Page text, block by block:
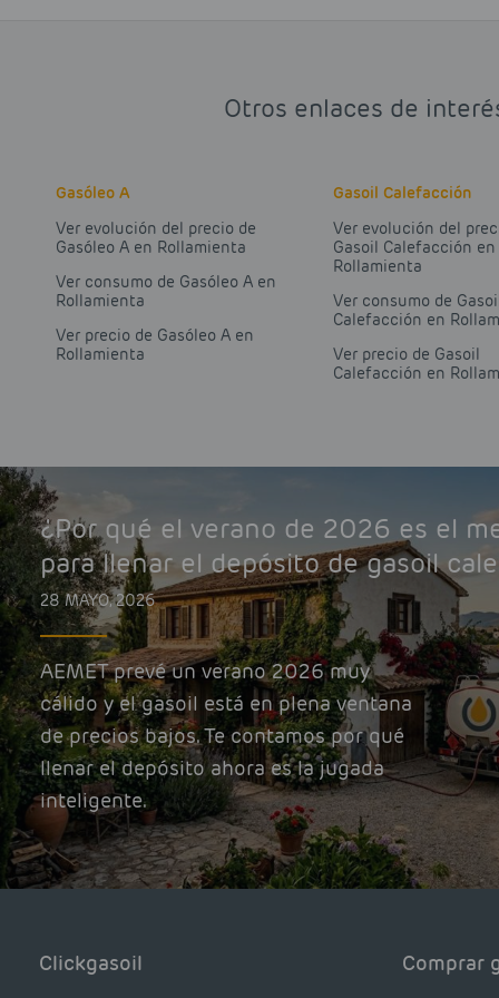
Otros enlaces de
Gasóleo A
Ver evolución del precio de
Gasóleo A en Rollamienta
Ver consumo de Gasóleo A en
Rollamienta
Ver precio de Gasóleo A en
Rollamienta
Gasoil Calefacción
Ver evolución del
Gasoil Calefacción en
Rollamienta
Ver consumo de
Calefacción en
Ver precio de Gasoil
Calefacción en
¿Por qué el verano de 2026 es el
para llenar el depósito de gasoil
28 MAYO, 2026
AEMET prevé un verano 2026 muy
cálido y el gasoil está en plena ventana
de precios bajos. Te contamos por qué
llenar el depósito ahora es la jugada
inteligente.
Clickgasoil Comprar